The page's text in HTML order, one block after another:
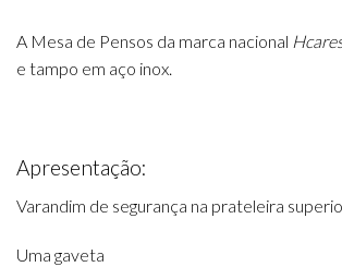
A Mesa de Pensos da marca nacional
e tampo em aço inox.
Apresentação:
Varandim de segurança na prateleira
Uma gaveta